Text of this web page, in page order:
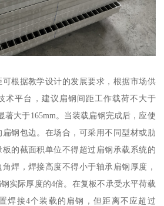
根据教学设计的发展要求，根据市场供
术平台，建议扁钢间距工作载荷不大于
著大于165mm。当装载扁钢完成后，应使
钢包边。在场合，可采用不同型材或肋
的截面积单位不得超过扁钢承载系统的
焊，焊接高度不得小于轴承扁钢厚度，
实际厚度的4倍。在复板不承受水平荷载
焊接4个装载的扁钢，但距离不应超过